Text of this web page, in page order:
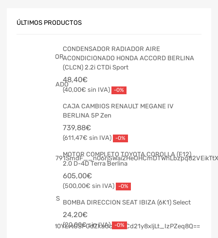
ÚLTIMOS PRODUCTOS
CONDENSADOR RADIADOR AIRE
ACONDICIONADO HONDA ACCORD BERLINA
(CLCN) 2.2i CTDi Sport
48,40€
40,00€ -0%
CAJA CAMBIOS RENAULT MEGANE IV
BERLINA 5P Zen
739,88€
611,47€ -0%
MOTOR COMPLETO TOYOTA COROLLA (E12)
2.0 D-4D Terra Berlina
605,00€
500,00€ -0%
BOMBA DIRECCION SEAT IBIZA (6K1) Select
24,20€
20,00€ -0%